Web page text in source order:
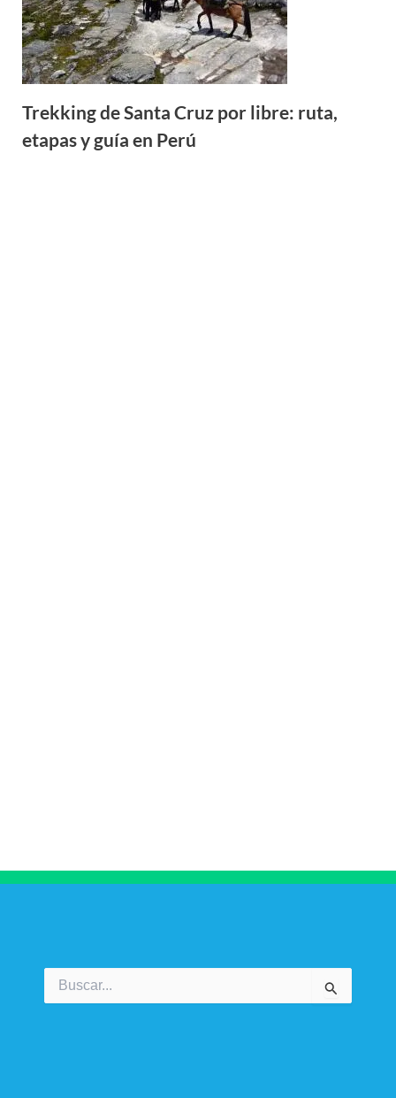
Trekking de Santa Cruz por libre: ruta,
etapas y guía en Perú
por: